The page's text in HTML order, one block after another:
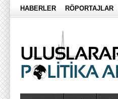
HABERLER RÖPORTAJLAR